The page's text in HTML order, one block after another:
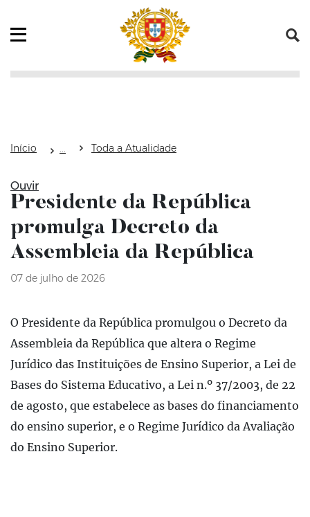
Saltar para o conteúdo (tecla de atalho c)
Abrir menu principal
Início Toda a Atualidade
Ouvir
Presidente da República
promulga Decreto da
Assembleia da República
07 de julho de 2026
O Presidente da República promulgou o Decreto da
Assembleia da República que altera o Regime
Jurídico das Instituições de Ensino Superior, a Lei de
Bases do Sistema Educativo, a Lei n.º 37/2003, de 22
de agosto, que estabelece as bases do financiamento
do ensino superior, e o Regime Jurídico da Avaliação
do Ensino Superior.